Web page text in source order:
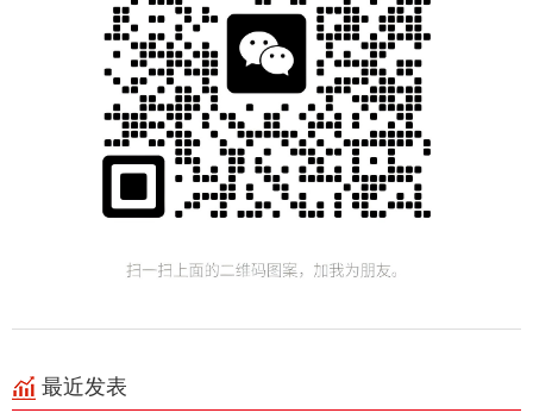
最近发表